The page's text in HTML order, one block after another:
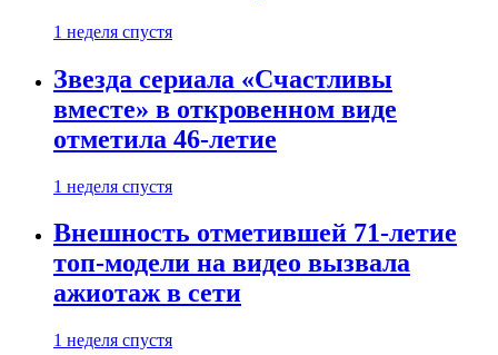
1 неделя спустя
Звезда сериала «Счастливы
вместе» в откровенном виде
отметила 46-летие
1 неделя спустя
Внешность отметившей 71-летие
топ-модели на видео вызвала
ажиотаж в сети
1 неделя спустя